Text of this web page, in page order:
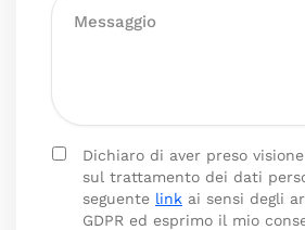
Dichiaro di aver preso
sul trattamento dei dati
seguente link ai sensi degli
GDPR ed esprimo il mio